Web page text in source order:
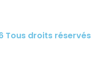
Tous droits réservés